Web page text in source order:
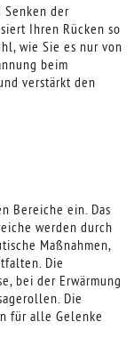
Senken der
Ihren Rücken so
wie Sie es nur von
beim
verstärkt den
Bereiche ein. Das
werden durch
Maßnahmen,
Die
bei der Erwärmung
Die
für alle Gelenke